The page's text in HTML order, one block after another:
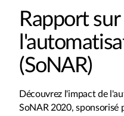
Rapport
(SoNAR)
Découvrez l'impact de
SoNAR 2020, sponsorisé